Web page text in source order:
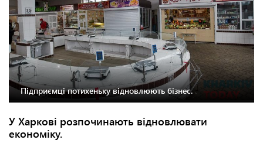
Підприємці потихеньку відновлюють бізнес.
У Харкові розпочинають відновлювати
економіку.